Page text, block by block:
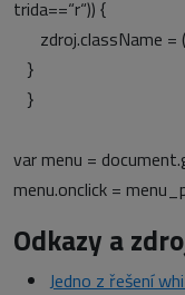
trida==“r“)) {
zdroj.className =
}
}
var menu =
menu.onclick =
Odkazy a
Jedno z řešení